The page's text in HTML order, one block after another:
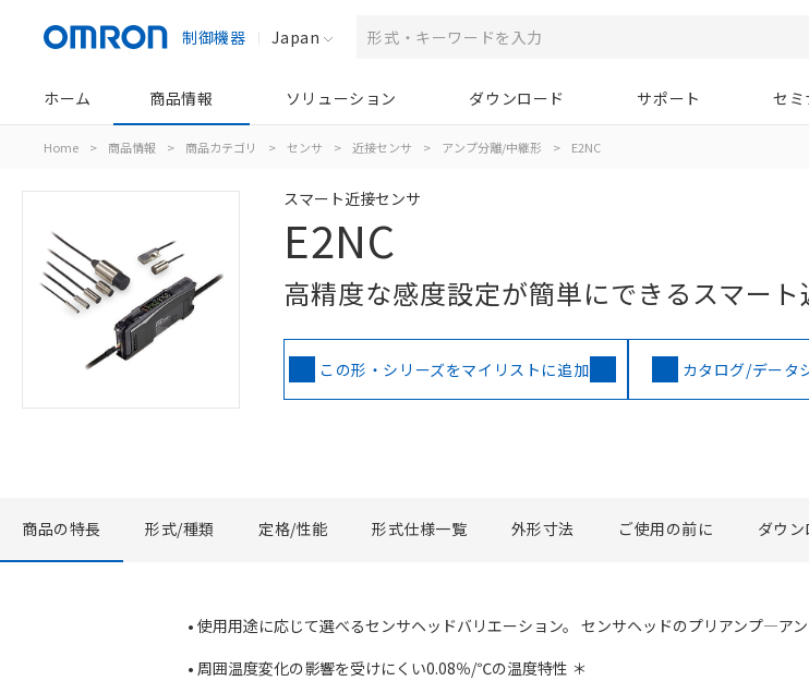
制御機器 Japan
ホーム 商品情報 ソリューション ダウンロード サポート セミ
Home > 商品情報 > 商品カテゴリ > センサ > 近接センサ > アンプ分離/中継形 > E2NC
スマート近接センサ
E2NC
高精度な感度設定が簡単にできるスマート
この形・シリーズをマイリストに追加 カタログ/データ
商品の特長 形式/種類 定格/性能 形式仕様一覧 外形寸法 ご使用の前に ダウ
• 使用用途に応じて選べるセンサヘッドバリエーション。 センサヘッドのプリアンプ―ア
• 周囲温度変化の影響を受けにくい0.08％/℃の温度特性 ＊